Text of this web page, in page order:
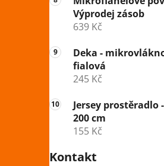
Výprodej zásob
639 Kč
Deka -
fialová
245 Kč
Jersey prostěradlo
200 cm
155 Kč
Kontakt